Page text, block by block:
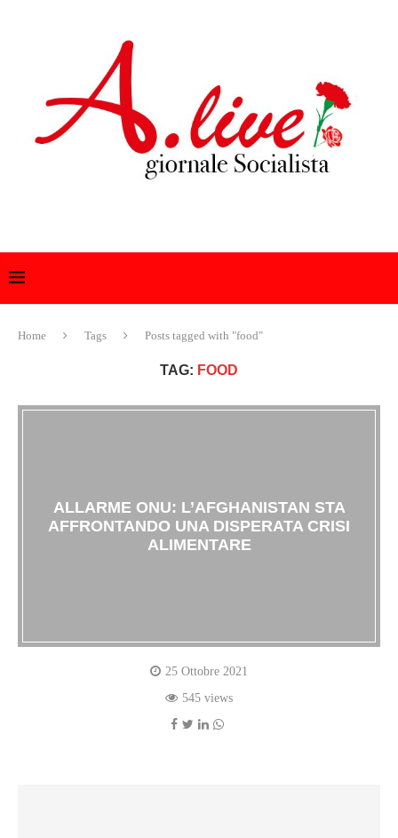
Home Tags Posts tagged with "food"
TAG: FOOD
ALLARME ONU: L’AFGHANISTAN STA
AFFRONTANDO UNA DISPERATA CRISI
ALIMENTARE
25 Ottobre 2021
545 views